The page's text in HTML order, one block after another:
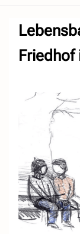
Friedhof